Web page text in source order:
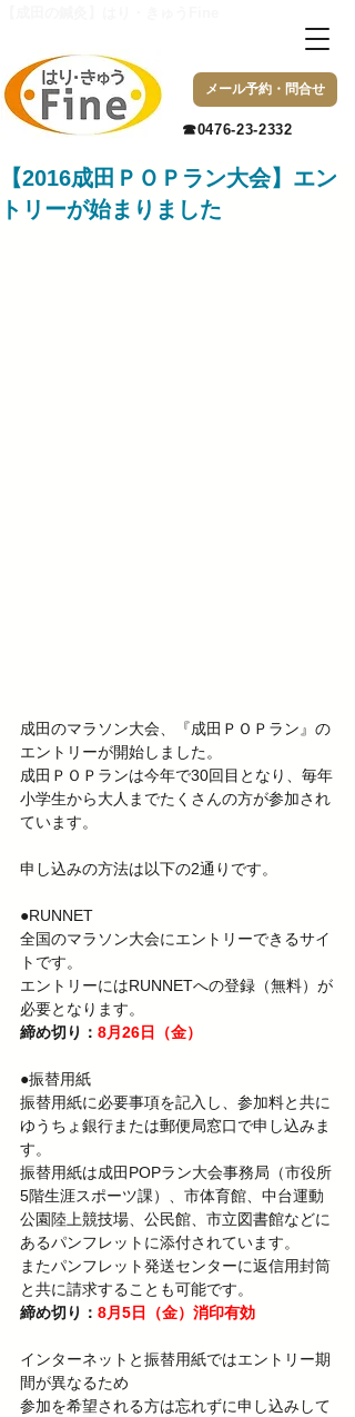
メール予約・問合せ
​☎0476-23-2332
【2016成田ＰＯＰラン大会】エン
トリーが始まりました
成田のマラソン大会、『成田ＰＯＰラン』の
エントリーが開始しました。
成田ＰＯＰランは今年で30回目となり、毎年
小学生から大人までたくさんの方が参加され
ています。
申し込みの方法は以下の2通りです。
●RUNNET
全国のマラソン大会にエントリーできるサイ
トです。
エントリーにはRUNNETへの登録（無料）が
必要となります。
締め切り： 8月26日（金）
●振替用紙
振替用紙に必要事項を記入し、参加料と共に
ゆうちょ銀行または郵便局窓口で申し込みま
す。
振替用紙は成田POPラン大会事務局（市役所
5階生涯スポーツ課）、市体育館、中台運動
公園陸上競技場、公民館、市立図書館などに
あるパンフレットに添付されています。
またパンフレット発送センターに返信用封筒
と共に請求することも可能です。
締め切り： 8月5日（金）消印有効
インターネットと振替用紙ではエントリー期
間が異なるため
参加を希望される方は忘れずに申し込みして